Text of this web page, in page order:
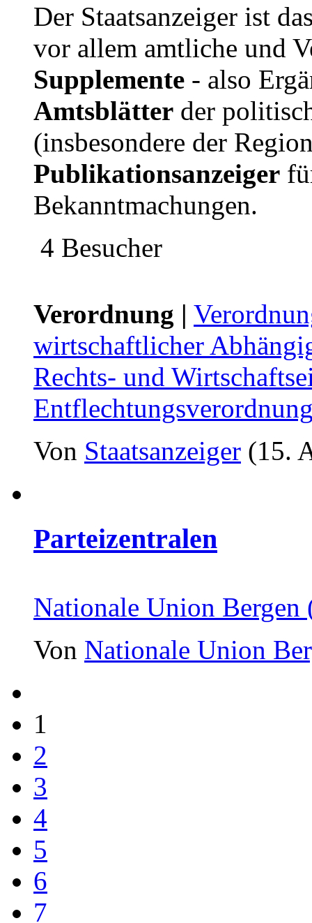
Der Staatsanzeiger ist
vor allem amtliche und
Supplemente - also
Amtsblätter der
(insbesondere der
Publikationsanzeiger
Bekanntmachungen.
4 Besucher
Verordnung |
wirtschaftlicher
Rechts- und
Von Staatsanzeiger (15.
Parteizentralen
Nationale Union Bergen
Von Nationale Union
1
2
3
4
5
6
7